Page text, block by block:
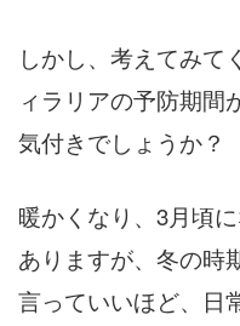
しかし、考えてみて
ィラリアの予防期間
気付きでしょうか？
暖かくなり、3月頃
ありますが、冬の時
言っていいほど、日